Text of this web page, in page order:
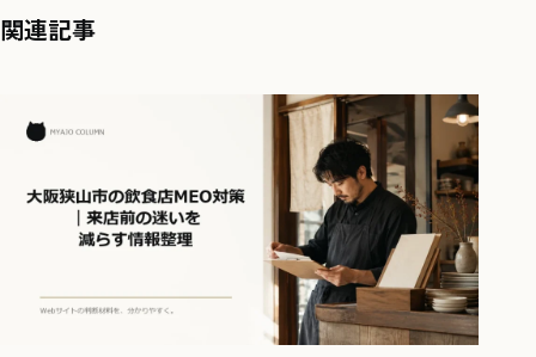
関連記事